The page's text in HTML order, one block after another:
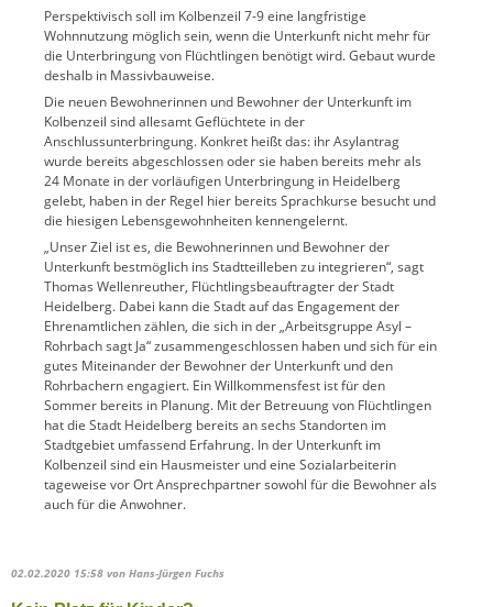
Perspektivisch soll im Kolbenzeil 7-9 eine langfristige
Wohnnutzung möglich sein, wenn die Unterkunft nicht mehr für
die Unterbringung von Flüchtlingen benötigt wird. Gebaut wurde
deshalb in Massivbauweise.
Die neuen Bewohnerinnen und Bewohner der Unterkunft im
Kolbenzeil sind allesamt Geflüchtete in der
Anschlussunterbringung. Konkret heißt das: ihr Asylantrag
wurde bereits abgeschlossen oder sie haben bereits mehr als
24 Monate in der vorläufigen Unterbringung in Heidelberg
gelebt, haben in der Regel hier bereits Sprachkurse besucht und
die hiesigen Lebensgewohnheiten kennengelernt.
„Unser Ziel ist es, die Bewohnerinnen und Bewohner der
Unterkunft bestmöglich ins Stadtteilleben zu integrieren“, sagt
Thomas Wellenreuther, Flüchtlingsbeauftragter der Stadt
Heidelberg. Dabei kann die Stadt auf das Engagement der
Ehrenamtlichen zählen, die sich in der „Arbeitsgruppe Asyl –
Rohrbach sagt Ja“ zusammengeschlossen haben und sich für ein
gutes Miteinander der Bewohner der Unterkunft und den
Rohrbachern engagiert. Ein Willkommensfest ist für den
Sommer bereits in Planung. Mit der Betreuung von Flüchtlingen
hat die Stadt Heidelberg bereits an sechs Standorten im
Stadtgebiet umfassend Erfahrung. In der Unterkunft im
Kolbenzeil sind ein Hausmeister und eine Sozialarbeiterin
tageweise vor Ort Ansprechpartner sowohl für die Bewohner als
auch für die Anwohner.
02.02.2020 15:58 von Hans-Jürgen Fuchs